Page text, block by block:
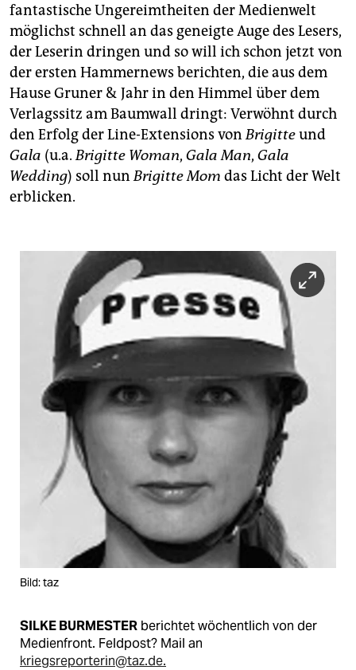
fantastische Ungereimtheiten der Medienwelt
möglichst schnell an das geneigte Auge des Lesers,
der Leserin dringen und so will ich schon jetzt von
der ersten Hammernews berichten, die aus dem
Hause Gruner & Jahr in den Himmel über dem
Verlagssitz am Baumwall dringt: Verwöhnt durch
den Erfolg der Line-Extensions vonBrigitteund
Gala (u.a.Brigitte Woman, Gala Man, Gala
Wedding) soll nunBrigitte Mom das Licht der Welt
erblicken.
Bild: taz
SILKE BURMESTER berichtet wöchentlich von der
Medienfront. Feldpost? Mail an
kriegsreporterin@taz.de.